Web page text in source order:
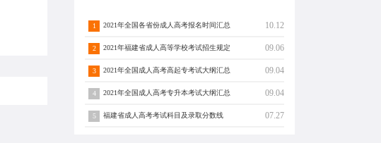
1 2021年全国各省份成人高考报名时间汇总 10.12
2 2021年福建省成人高等学校考试招生规定 09.06
3 2021年全国成人高考高起专考试大纲汇总 09.04
4 2021年全国成人高考专升本考试大纲汇总 09.04
5 福建省成人高考考试科目及录取分数线 07.27